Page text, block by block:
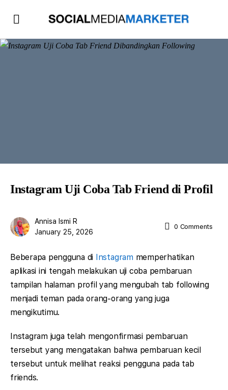
Instagram Uji Coba Tab Friend di Profil
Annisa Ismi R
January 25, 2026
0 Comments
Beberapa pengguna di Instagram memperhatikan
aplikasi ini tengah melakukan uji coba pembaruan
tampilan halaman profil yang mengubah tab following
menjadi teman pada orang-orang yang juga
mengikutimu.
Instagram juga telah mengonfirmasi pembaruan
tersebut yang mengatakan bahwa pembaruan kecil
tersebut untuk melihat reaksi pengguna pada tab
friends.